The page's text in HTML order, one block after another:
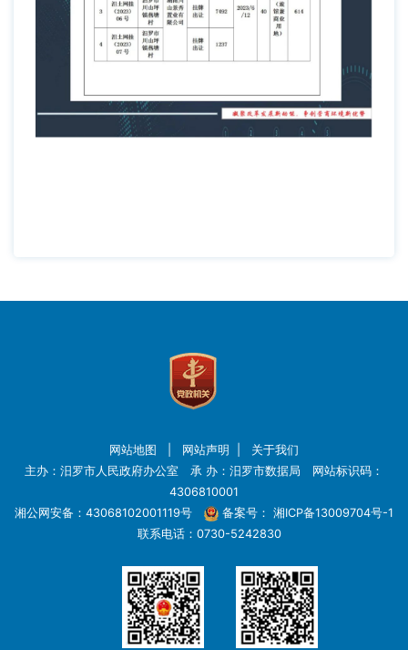
网站地图 网站声明
关于我们
主办：汨罗市人民政府办公室 承 办：汨罗市数据局 网站标识码：
4306810001
湘公网安备：43068102001119号
备案号： 湘ICP备13009704号-1
联系电话：0730-5242830